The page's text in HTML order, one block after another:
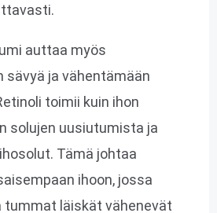
auttaa myös
ja vähentämään
toimii kuin ihon
solujen uusiutumista ja
Tämä johtaa
ihoon, jossa
tummat läiskät vähenevät